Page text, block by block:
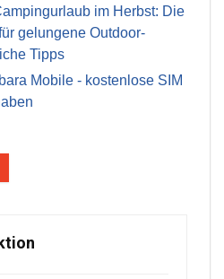
im Herbst: Die
gelungene Outdoor-
Tipps
Mobile - kostenlose SIM